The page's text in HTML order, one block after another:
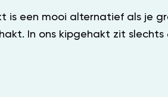
is een mooi alternatief als je
In ons kipgehakt zit